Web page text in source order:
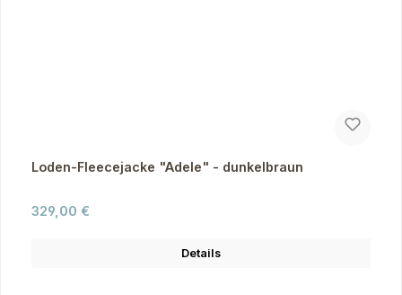
Loden-Fleecejacke "Adele" - dunkelbraun
Regulärer Preis:
329,00 €
Details